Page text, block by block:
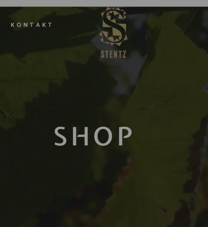
KONTAKT
SHOP